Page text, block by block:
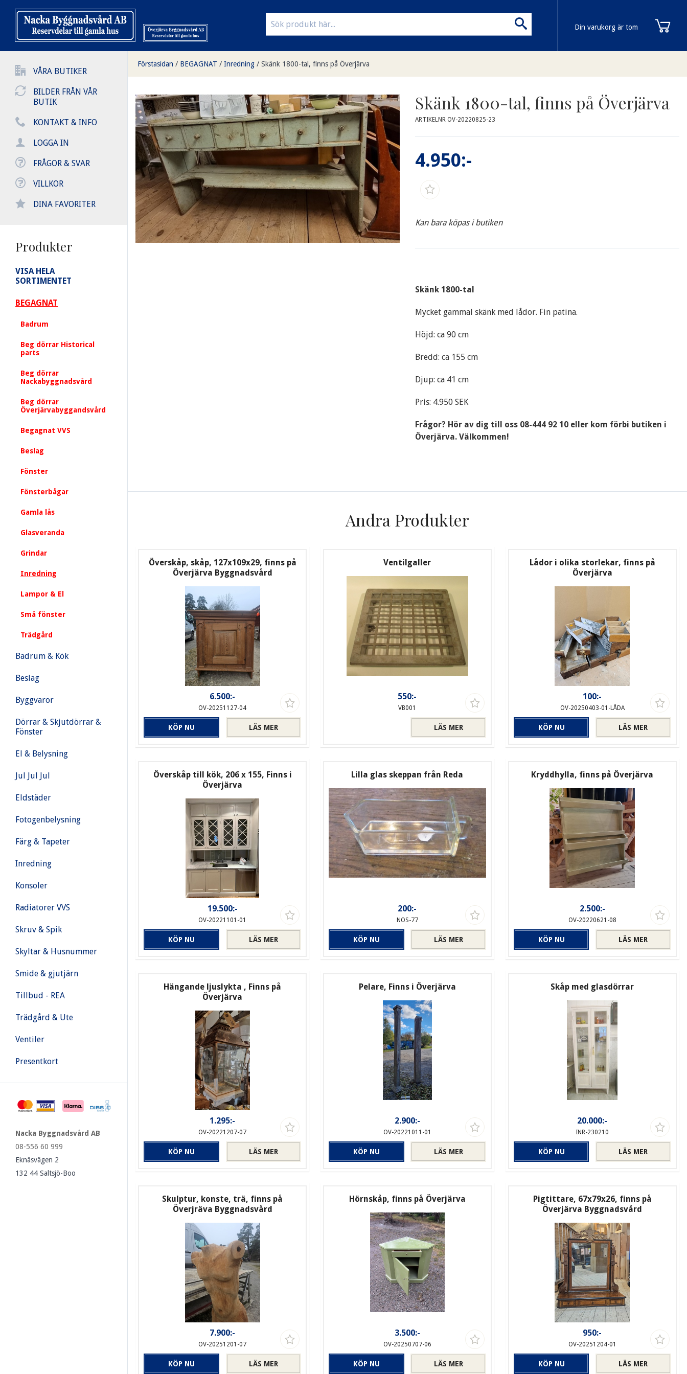
VÅRA BUTIKER
BILDER FRÅN VÅR
BUTIK
KONTAKT & INFO
LOGGA IN
FRÅGOR & SVAR
VILLKOR
DINA FAVORITER
Produkter
VISA HELA
SORTIMENTET
BEGAGNAT
Badrum
Beg dörrar Historical
parts
Beg dörrar
Nackabyggnadsvård
Beg dörrar
Överjärvabyggandsvård
Begagnat VVS
Beslag
Fönster
Fönsterbågar
Gamla lås
Glasveranda
Grindar
Inredning
Lampor & El
Små fönster
Trädgård
Badrum & Kök
Beslag
Byggvaror
Dörrar & Skjutdörrar &
Fönster
El & Belysning
Jul Jul Jul
Eldstäder
Fotogenbelysning
Färg & Tapeter
Inredning
Konsoler
Radiatorer VVS
Skruv & Spik
Skyltar & Husnummer
Smide & gjutjärn
Tillbud - REA
Trädgård & Ute
Ventiler
Presentkort
Nacka Byggnadsvård AB
08-556 60 999
Eknäsvägen 2
132 44 Saltsjö-Boo
Din varukorg är tom
Förstasidan / BEGAGNAT / Inredning / Skänk 1800-tal, finns på Överjärva
Skänk 1800-tal, finns på Överjärva
ARTIKELNR OV-20220825-23
4.950:-
Kan bara köpas i butiken
Skänk 1800-tal
Mycket gammal skänk med lådor. Fin patina.
Höjd: ca 90 cm
Bredd: ca 155 cm
Djup: ca 41 cm
Pris: 4.950 SEK
Frågor? Hör av dig till oss 08-444 92 10 eller kom förbi butiken i
Överjärva. Välkommen!
Andra Produkter
Överskåp, skåp, 127x109x29, finns på
Överjärva Byggnadsvård
6.500:-
OV-20251127-04
LÄS MER
KÖP NU
Ventilgaller
550:-
VB001
LÄS MER
Lådor i olika storlekar, finns på
Överjärva
100:-
OV-20250403-01-LÅDA
LÄS MER
KÖP NU
Överskåp till kök, 206 x 155, Finns i
Överjärva
19.500:-
OV-20221101-01
LÄS MER
KÖP NU
Lilla glas skeppan från Reda
200:-
NOS-77
LÄS MER
KÖP NU
Kryddhylla, finns på Överjärva
2.500:-
OV-20220621-08
LÄS MER
KÖP NU
Hängande ljuslykta , Finns på
Överjärva
1.295:-
OV-20221207-07
LÄS MER
KÖP NU
Pelare, Finns i Överjärva
2.900:-
OV-20221011-01
LÄS MER
KÖP NU
Skåp med glasdörrar
20.000:-
INR-230210
LÄS MER
KÖP NU
Skulptur, konste, trä, finns på
Överjräva Byggnadsvård
7.900:-
OV-20251201-07
LÄS MER
KÖP NU
Hörnskåp, finns på Överjärva
3.500:-
OV-20250707-06
LÄS MER
KÖP NU
Pigtittare, 67x79x26, finns på
Överjärva Byggnadsvård
950:-
OV-20251204-01
LÄS MER
KÖP NU